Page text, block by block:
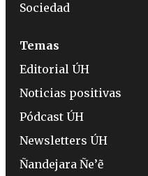
Sociedad
Temas
Editorial ÚH
Noticias positivas
Pódcast ÚH
Newsletters ÚH
Ñandejara Ñe’ẽ